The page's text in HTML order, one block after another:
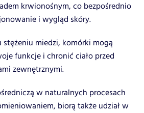
krwionośnym, co bezpośrednio
i wygląd skóry.
miedzi, komórki mogą
funkcje i chronić ciało przed
zewnętrznymi.
w naturalnych procesach
biorą także udział w